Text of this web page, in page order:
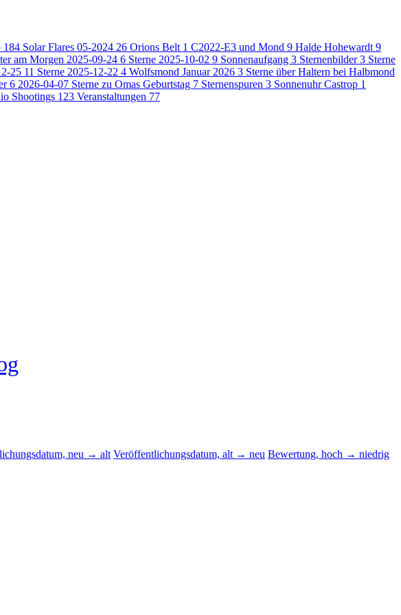
184 Solar Flares 05-2024 26 Orions Belt 1 C2022-E3 und Mond 9 Halde Hohewardt 9
am Morgen 2025-09-24 6 Sterne 2025-10-02 9 Sonnenaufgang 3 Sternenbilder3 Sterne
25 11 Sterne 2025-12-22 4 Wolfsmond Januar 2026 3 Sterne über Haltern bei Halbmond
6 2026-04-07 Sterne zu Omas Geburtstag 7 Sternenspuren 3 Sonnenuhr Castrop 1
Shootings 123 Veranstaltungen 77
neu → alt Veröffentlichungsdatum, alt → neu Bewertung, hoch → niedrig